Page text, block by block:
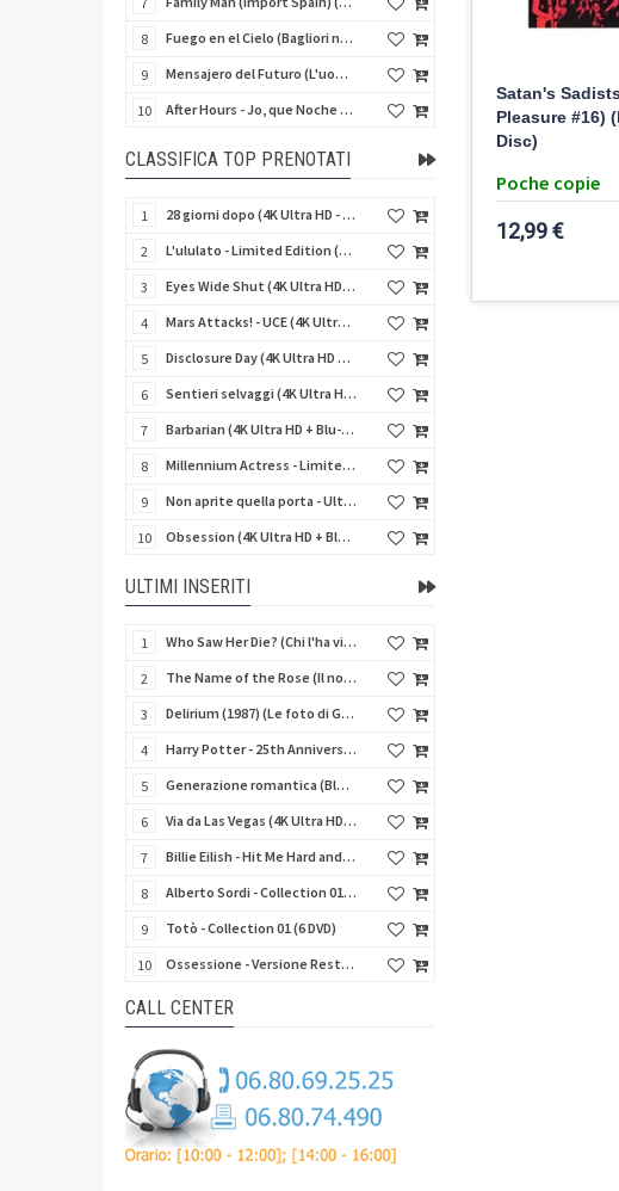
Satan's
Pleasure #16)
Disc)
Poche copie
12,99 €
8 Fuego en el Cielo (Bagliori nel buio) (Import Spain) (Blu-Ray Disc)
9 Mensajero del Futuro (L'uomo del giorno dopo) (Import Spain) (Blu-Ray Disc)
10 After Hours - Jo, que Noche (Fuori orario) (Import Spain) (Blu-Ray Disc)
CLASSIFICA TOP PRENOTATI
1 28 giorni dopo (4K Ultra HD - SteelBook)
2 L'ululato - Limited Edition (4K Ultra HD + Blu-Ray Disc + CD + Booklet + Card)
3 Eyes Wide Shut (4K Ultra HD + Blu-Ray Disc - SteelBook)
4 Mars Attacks! - UCE (4K Ultra HD + Blu-Ray Disc - SteelBook)
5 Disclosure Day (4K Ultra HD + Blu-Ray Disc - SteelBook)
6 Sentieri selvaggi (4K Ultra HD + Blu-Ray Disc - SteelBook)
7 Barbarian (4K Ultra HD + Blu-Ray Disc - SteelBook)
8 Millennium Actress - Limited Edition (4K Ultra HD + Blu-Ray Disc + Booklet)
9 Non aprite quella porta - Ultimate Edition (4K Ultra HD + 3 Blu-Ray Disc + 2 Bonus Disc + Booklet)
10 Obsession (4K Ultra HD + Blu-Ray Disc)
ULTIMI INSERITI
1 Who Saw Her Die? (Chi l'ha vista morire?) - Limited Edition (Import UK) (Blu-Ray Disc)
2 The Name of the Rose (Il nome della rosa) (Import UK) (4K Ultra HD + Blu-Ray Disc) (NO AUDIO ITA)
3 Delirium (1987) (Le foto di Gioia) (Import UK) (4K Ultra HD + Blu-Ray Disc)
4 Harry Potter - 25th Anniversary Library Case (8 4K Ultra HD + 8 Blu-Ray Disc + Card - SteelBook)
5 Generazione romantica (Blu-Ray Disc)
6 Via da Las Vegas (4K Ultra HD + Blu-Ray Disc)
7 Billie Eilish - Hit Me Hard and Soft The Tour (Import UK) (Blu-Ray Disc) (NO AUDIO ITA)
8 Alberto Sordi - Collection 01 (6 DVD)
9 Totò - Collection 01 (6 DVD)
10 Ossessione - Versione Restaurata 4K
CALL CENTER